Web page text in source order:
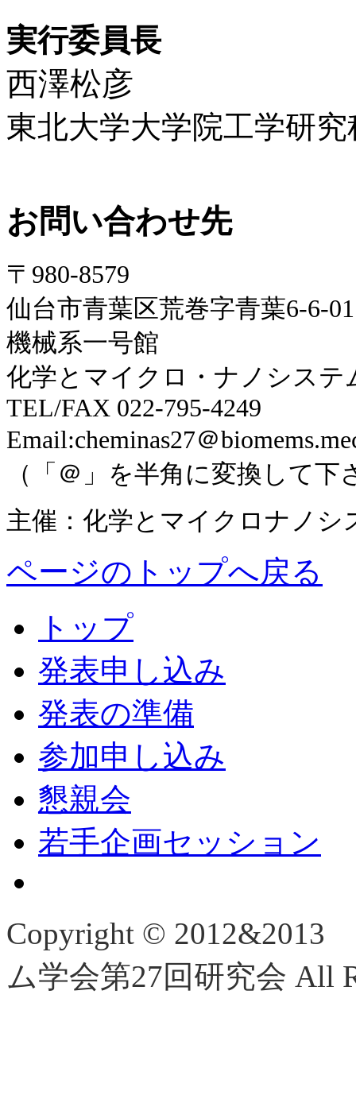
実行委員長
西澤松彦
東北大学大学院工学研究
お問い合わせ先
〒980-8579
仙台市青葉区荒巻字青葉6-6-01
機械系一号館
化学とマイクロ・ナノシステ
TEL/FAX 022-795-4249
Email:cheminas27＠
（「＠」を半角に変換して下
主催：化学とマイクロナノシ
ページのトップへ戻る
トップ
発表申し込み
発表の準備
参加申し込み
懇親会
若手企画セッション
Copyright ©
ム学会第27回研究会 All